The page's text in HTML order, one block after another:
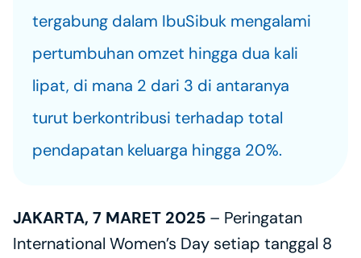
tergabung dalam IbuSibuk mengalami
pertumbuhan omzet hingga dua kali
lipat, di mana 2 dari 3 di antaranya
turut berkontribusi terhadap total
JAKARTA, 7 MARET 2025 – Peringatan
International Women’s Day setiap tanggal 8